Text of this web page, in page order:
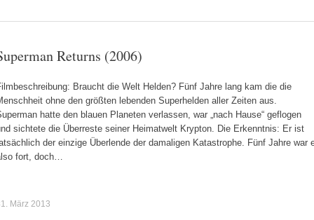
Returns (2006)
Braucht die Welt Helden? Fünf Jahre lang kam die die
ohne den größten lebenden Superhelden aller Zeiten aus.
hatte den blauen Planeten verlassen, war „nach Hause“ geflogen
sichtete die Überreste seiner Heimatwelt Krypton. Die Erkenntnis: Er ist
der einzige Überlende der damaligen Katastrophe. Fünf Jahre war
fort, doch…
März 2013